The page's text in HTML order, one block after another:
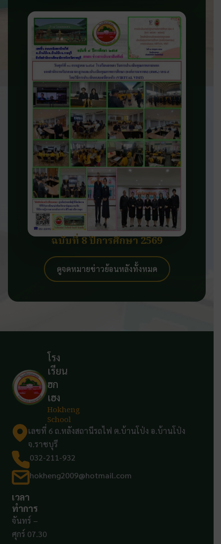
ฉบับที่ 8 ปีการศึกษา 2569
ดูจดหมายข่าวย้อนหลังทั้งหมด
โรง
เรียน
ฮก
เฮง
Hokheng
School
เลขที่ 6 ถ.หลังสถานีรถไฟ ต.บ้านโป่ง อ.บ้านโป่ง
จ.ราชบุรี
032-211-932
hokheng2009@hotmail.com
เวลา
ทำการ
จันทร์ –
ศุกร์ 07.30